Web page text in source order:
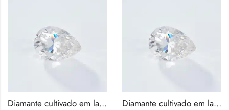
Diamante cultivado em laboratório com lapidação pera D VS2 de 0,90 ct Diamante cultivado em laboratório com lapidação pera D VVS2 de 0,90 ct